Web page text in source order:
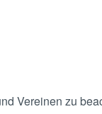
Vereinen zu